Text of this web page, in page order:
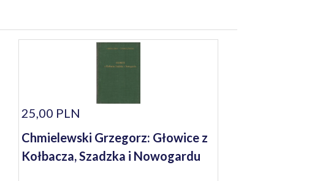
25,00 PLN
Chmielewski Grzegorz: Głowice z
Kołbacza, Szadzka i Nowogardu